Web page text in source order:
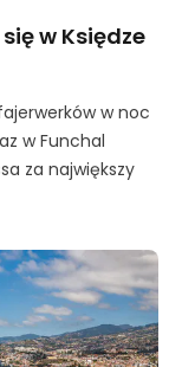
w Księdze
w noc
w Funchal
za największy